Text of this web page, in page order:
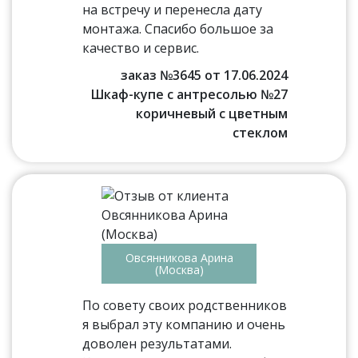
на встречу и перенесла дату
монтажа. Спасибо большое за
качество и сервис.
заказ №3645 от 17.06.2024
Шкаф-купе с антресолью №27
коричневый с цветным
стеклом
Овсянникова Арина
(Москва)
По совету своих родственников
я выбрал эту компанию и очень
доволен результатами.